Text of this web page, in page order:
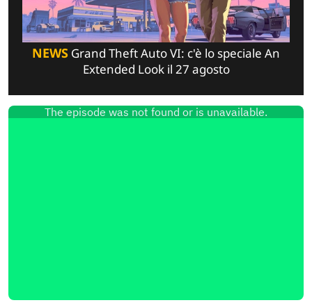
NEWS Grand Theft Auto VI: c'è lo speciale An
Extended Look il 27 agosto